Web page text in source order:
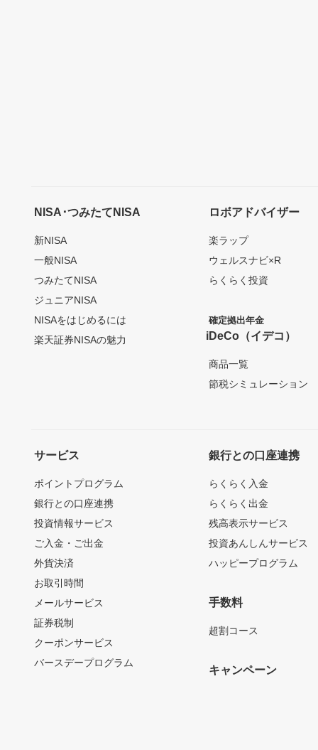
NISA･つみたてNISA
新NISA
一般NISA
つみたてNISA
ジュニアNISA
NISAをはじめるには
楽天証券NISAの魅力
ロボアドバイザー
楽ラップ
ウェルスナビ×R
らくらく投資
確定拠出年金
iDeCo（イデコ）
商品一覧
節税シミュレーション
サービス
ポイントプログラム
銀行との口座連携
投資情報サービス
ご入金・ご出金
外貨決済
お取引時間
メールサービス
証券税制
クーポンサービス
バースデープログラム
銀行との口座連携
らくらく入金
らくらく出金
残高表示サービス
投資あんしんサービス
ハッピープログラム
手数料
超割コース
キャンペーン